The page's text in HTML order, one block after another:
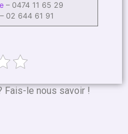
– 0474 11 65 29
– 02 644 61 91
Fais-le nous savoir !